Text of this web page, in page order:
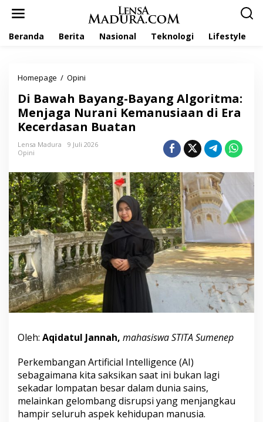
Beranda Berita Nasional Teknologi Lifestyle
Homepage / Opini
B
a
w
a
h
y
a
n
g
-
B
a
y
a
n
g
A
l
g
r
i
m
a
:
M
e
n
Di Bawah Bayang-Bayang Algoritma:
Menjaga Nurani Kemanusiaan di Era
Kecerdasan Buatan
Lensa Madura
9 Juli 2026
Opini
Oleh: Aqidatul Jannah, mahasiswa STITA Sumenep
Perkembangan Artificial Intelligence (AI)
sebagaimana kita saksikan saat ini bukan lagi
sekadar lompatan besar dalam dunia sains,
melainkan gelombang disrupsi yang menjangkau
hampir seluruh aspek kehidupan manusia.